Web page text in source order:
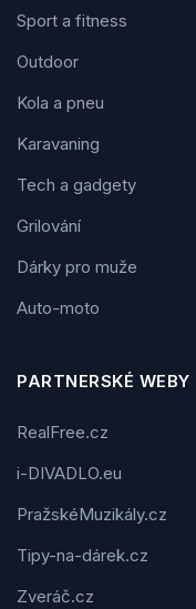
Sport a fitness
Outdoor
Kola a pneu
Karavaning
Tech a gadgety
Grilování
Dárky pro muže
Auto-moto
PARTNERSKÉ WEBY
RealFree.cz
i-DIVADLO.eu
PražskéMuzikály.cz
Tipy-na-dárek.cz
Zveráč.cz